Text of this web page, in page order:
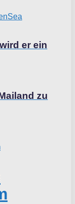
er ein
zu